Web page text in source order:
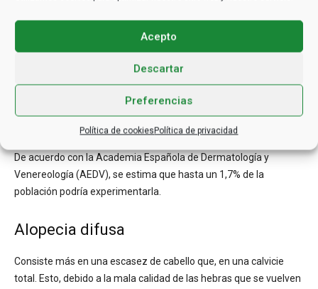
Acepto
Descartar
Preferencias
Política de cookiesPolítica de privacidad
Sus desencadenantes concretos aún se desconocen. Sin
embargo, estudios preliminares sugieren que guarda relación
con los efectos secundarios de algunos fármacos, con
infecciones por virus y con estrés emocional. De igual forma,
afecta con mayor frecuencia a personas con vitíligo, lupus y
De acuerdo con la Academia Española de Dermatología y
Venereología (AEDV), se estima que hasta un 1,7% de la
población podría experimentarla.
Alopecia difusa
Consiste más en una escasez de cabello que, en una calvicie
total. Esto, debido a la mala calidad de las hebras que se vuelven